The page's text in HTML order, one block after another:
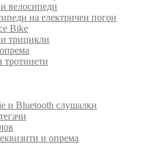
велосипеди
на електричен погон
Bike
трицикли
тротинети
и Bluetooth слушалки
и опрема